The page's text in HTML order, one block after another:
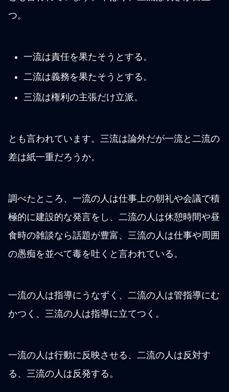
つ。
一流は責任を果たそうとする。
二流は義務を果たそうとする。
三流は権利の主張だけ立派。
とも言われています。三流は論外だが一流と二流の
差は紙一重だろうか。
調べたところ、一流の人は仕事上の朝礼や会議で積
極的に建設的な発言をし、二流の人は休憩時間や昼
食時の雑談なら話題が豊富、三流の人は仕事や周囲
の愚痴を並べて毒を吐くと言われている。
一流の人は指導にうなずく、二流の人は管指導にむ
かつく、三流の人は指導に立てつく。
一流の人は行動に反映させる、二流の人は反対す
る、三流の人は反発する。